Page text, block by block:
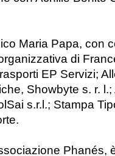
Maria Papa, con
di
EP Servizi;
Showbyte s. r.
s.r.l.; Stampa
Phanés,